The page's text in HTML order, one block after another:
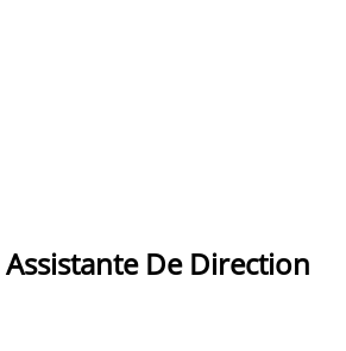
Assistante De Direction